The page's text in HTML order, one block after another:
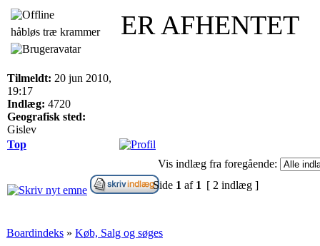
håbløs træ krammer
Tilmeldt: 20 jun 2010,
19:17
Indlæg: 4720
Geografisk sted:
Gislev
ER AFHENTET
Top
Vis indlæg fra foregående:
Side 1 af 1 [ 2 indlæg ]
Boardindeks » Køb, Salg og søges